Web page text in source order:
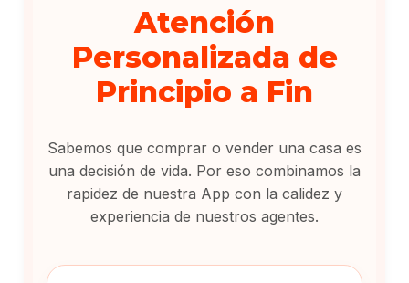
Atención
Personalizada de
Principio a Fin
Sabemos que comprar o vender una casa es
una decisión de vida. Por eso combinamos la
rapidez de nuestra App con la calidez y
experiencia de nuestros agentes.